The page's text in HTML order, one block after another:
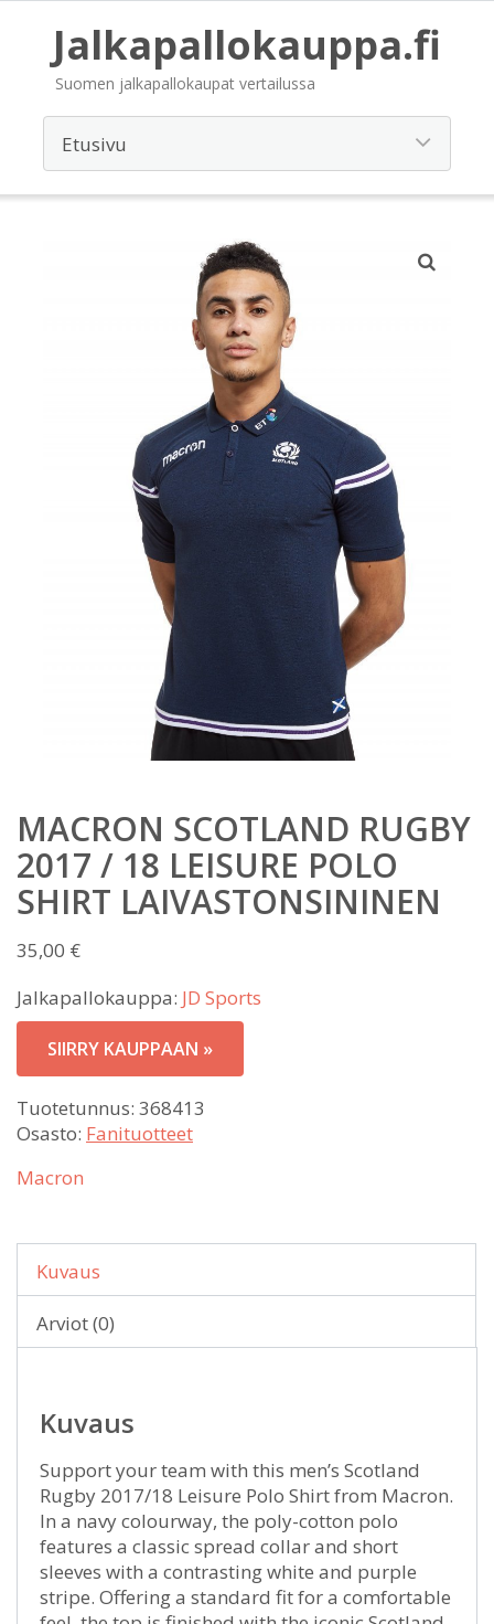
Jalkapallokauppa.fi
Suomen jalkapallokaupat vertailussa
MACRON SCOTLAND RUGBY
2017 / 18 LEISURE POLO
SHIRT LAIVASTONSININEN
35,00 €
Jalkapallokauppa: JD Sports
SIIRRY KAUPPAAN »
Tuotetunnus: 368413
Osasto: Fanituotteet
Macron
Kuvaus
Arviot (0)
Kuvaus
Support your team with this men’s Scotland
Rugby 2017/18 Leisure Polo Shirt from Macron.
In a navy colourway, the poly-cotton polo
features a classic spread collar and short
sleeves with a contrasting white and purple
stripe. Offering a standard fit for a comfortable